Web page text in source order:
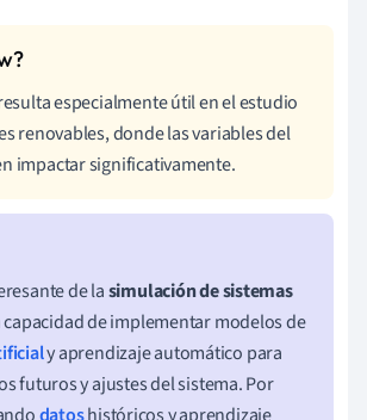
especialmente útil en el estudio
renovables, donde las variables del
impactar significativamente.
de lasimulación de sistemas
de implementar modelos de
y aprendizaje automático para
futuros y ajustes del sistema. Por
datoshistóricos y aprendizaje